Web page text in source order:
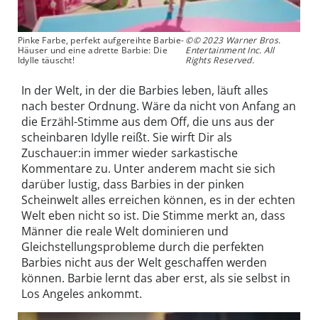
Pinke Farbe, perfekt aufgereihte Barbie-
Häuser und eine adrette Barbie: Die
Idylle täuscht!
©© 2023 Warner Bros.
Entertainment Inc. All
Rights Reserved.
In der Welt, in der die Barbies leben, läuft alles
nach bester Ordnung. Wäre da nicht von Anfang an
die Erzähl-Stimme aus dem Off, die uns aus der
scheinbaren Idylle reißt. Sie wirft Dir als
Zuschauer:in immer wieder sarkastische
Kommentare zu. Unter anderem macht sie sich
darüber lustig, dass Barbies in der pinken
Scheinwelt alles erreichen können, es in der echten
Welt eben nicht so ist. Die Stimme merkt an, dass
Männer die reale Welt dominieren und
Gleichstellungsprobleme durch die perfekten
Barbies nicht aus der Welt geschaffen werden
können. Barbie lernt das aber erst, als sie selbst in
Los Angeles ankommt.